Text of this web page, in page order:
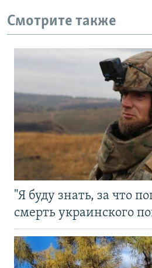
Смотрите также
"Я буду знать, за что
смерть украинского